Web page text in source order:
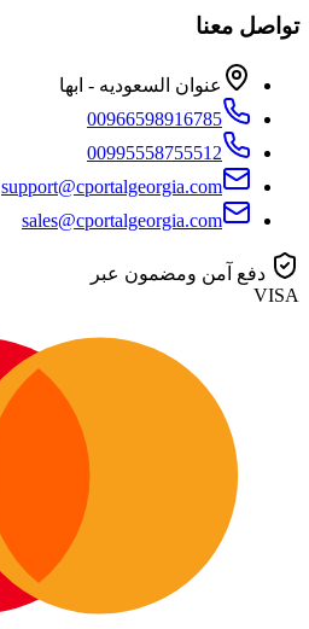
تواصل معنا
عنوان السعوديه - ابها
00966598916785
00995558755512
support@cportalgeorgia.com
sales@cportalgeorgia.com
دفع آمن ومضمون عبر
VISA